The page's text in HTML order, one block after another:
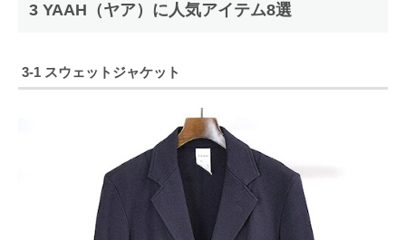
3 YAAH（ヤア）に人気アイテム8選
3-1 スウェットジャケット